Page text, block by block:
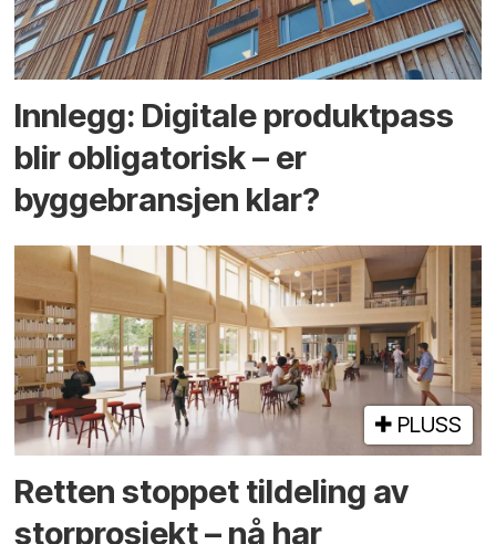
Innlegg: Digitale produktpass
blir obligatorisk – er
byggebransjen klar?
PLUSS
Retten stoppet tildeling av
storprosjekt – nå har